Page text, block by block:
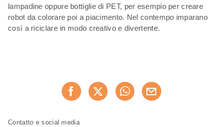
lampadine oppure bottiglie di PET, per esempio per creare
robot da colorare poi a piacimento. Nel contempo imparano
così a riciclare in modo creativo e divertente.
Consiglia ora
Piè
Navigazione
Contatto e social media